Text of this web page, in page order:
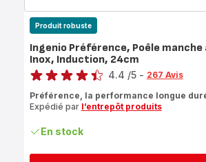
Produit robuste
Ingenio Préférence, Poêle manche
Inox, Induction, 24cm
Note
4.4 /5 - 267 Avis
Préférence, la performance longue
Expédié par l’entrepôt produits
En stock